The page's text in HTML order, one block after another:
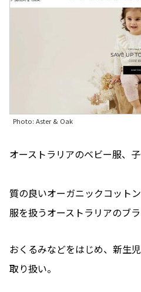
Photo: Aster & Oak
オーストラリアのベビー服、子
質の良いオーガニックコット
服を扱うオーストラリアのブラ
おくるみなどをはじめ、新生
取り扱い。